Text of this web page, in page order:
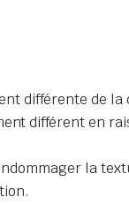
différente de
différent en
la